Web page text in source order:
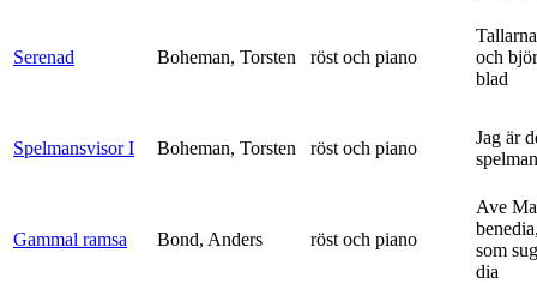
Serenad Boheman, Torsten röst och piano
och
blad
Spelmansvisor I Boheman, Torsten röst och piano
Jag är
spelman
Gammal ramsa Bond, Anders röst och piano
Ave
som
dia